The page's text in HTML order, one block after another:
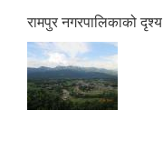
रामपुर नगरपालिकाको दृश्य